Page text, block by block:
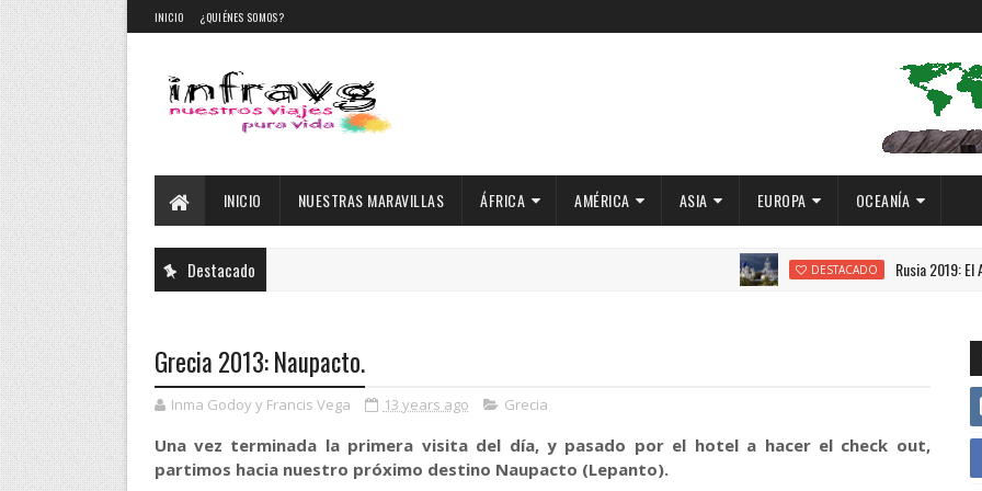
INICIO ¿QUIÉNES SOMOS?
INICIO NUESTRAS MARAVILLAS ÁFRICA AMÉRICA ASIA EUROPA OCEANÍA
Destacado DESTACADO Rusia 2019: El Anillo de Oro
Grecia 2013: Naupacto.
Inma Godoy y Francis Vega 13 years ago Grecia
Una vez terminada la primera visita del día, y pasado por el hotel a hacer el check out,
partimos hacia nuestro próximo destino Naupacto (Lepanto).